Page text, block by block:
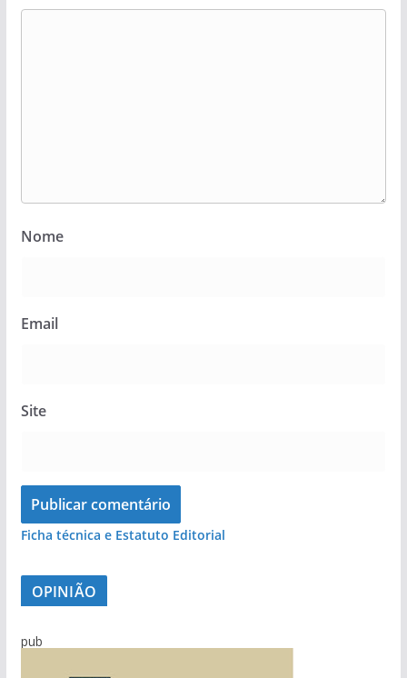
Nome
Email
Site
Ficha técnica e Estatuto Editorial
OPINIÃO
pub